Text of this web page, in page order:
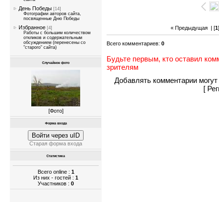
День Победы [14]
Фотографии авторов сайта,
посвященные Дню Победы
Избранное [4]
Работы с большим количеством
откликов и содержательным
обсуждением (перенесены со
"старого" сайта)
Случайное фото
[Фото]
Форма входа
Войти через uID
Старая форма входа
Статистика
Всего online : 1
Из них - гостей : 1
Участников : 0
« Предыдущая| [1
Всего комментариев: 0
Будьте первым, кто оставил
зрителям
Добавлять комментарии
[